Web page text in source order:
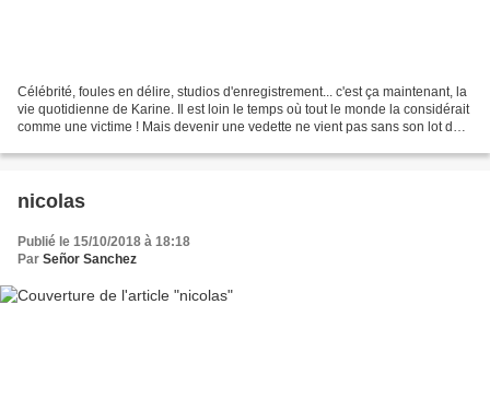
Célébrité, foules en délire, studios d'enregistrement... c'est ça maintenant, la
vie quotidienne de Karine. Il est loin le temps où tout le monde la considérait
comme une victime ! Mais devenir une vedette ne vient pas sans son lot de
nicolas
Publié le 15/10/2018 à 18:18
Par Señor Sanchez